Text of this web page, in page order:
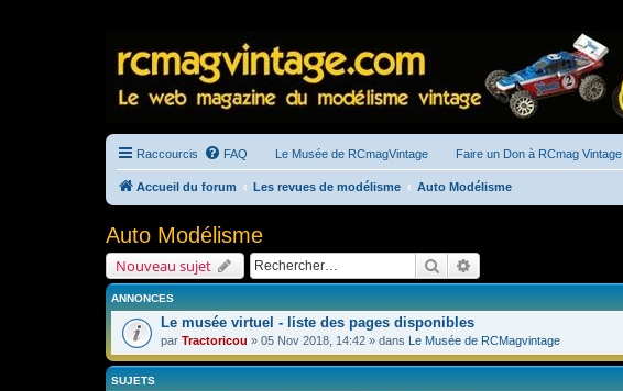
Raccourcis FAQ Le Musée de RCmagVintage Faire un Don à RCmag Vintage
Accueil du forum Les revues de modélisme Auto Modélisme
Auto Modélisme
Nouveau sujet Rechercher
ANNONCES
Le musée virtuel - liste des pages disponibles
par Tractoricou » 05 Nov 2018, 14:42 » dans Le Musée de RCMagvintage
SUJETS